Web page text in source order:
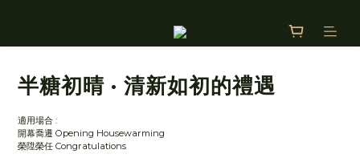
半糖初晴 · 清新如初的禮遇
適用場合 :
開幕喬遷 Opening Housewarming
榮陞榮任 Congratulations